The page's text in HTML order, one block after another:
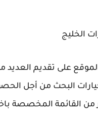
الخليج
على تقديم العديد
البحث من أجل
القائمة المخصصة